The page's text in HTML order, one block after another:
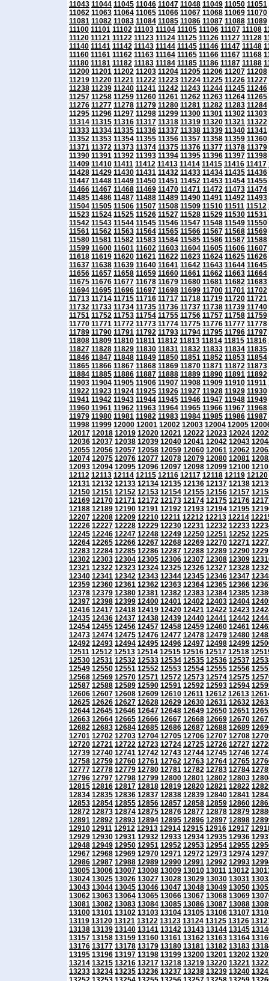
11043 11044 11045 11046 11047 11048 11049 11050 11051
11062 11063 11064 11065 11066 11067 11068 11069 11070
11081 11082 11083 11084 11085 11086 11087 11088 11089
11100 11101 11102 11103 11104 11105 11106 11107 11108
11120 11121 11122 11123 11124 11125 11126 11127 11128
11140 11141 11142 11143 11144 11145 11146 11147 11148
11160 11161 11162 11163 11164 11165 11166 11167 11168
11180 11181 11182 11183 11184 11185 11186 11187 11188
11200 11201 11202 11203 11204 11205 11206 11207 11208
11219 11220 11221 11222 11223 11224 11225 11226 11227
11238 11239 11240 11241 11242 11243 11244 11245 11246
11257 11258 11259 11260 11261 11262 11263 11264 11265
11276 11277 11278 11279 11280 11281 11282 11283 11284
11295 11296 11297 11298 11299 11300 11301 11302 11303
11314 11315 11316 11317 11318 11319 11320 11321 11322
11333 11334 11335 11336 11337 11338 11339 11340 11341
11352 11353 11354 11355 11356 11357 11358 11359 11360
11371 11372 11373 11374 11375 11376 11377 11378 11379
11390 11391 11392 11393 11394 11395 11396 11397 11398
11409 11410 11411 11412 11413 11414 11415 11416 11417
11428 11429 11430 11431 11432 11433 11434 11435 11436
11447 11448 11449 11450 11451 11452 11453 11454 11455
11466 11467 11468 11469 11470 11471 11472 11473 11474
11485 11486 11487 11488 11489 11490 11491 11492 11493
11504 11505 11506 11507 11508 11509 11510 11511 11512
11523 11524 11525 11526 11527 11528 11529 11530 11531
11542 11543 11544 11545 11546 11547 11548 11549 11550
11561 11562 11563 11564 11565 11566 11567 11568 11569
11580 11581 11582 11583 11584 11585 11586 11587 11588
11599 11600 11601 11602 11603 11604 11605 11606 11607
11618 11619 11620 11621 11622 11623 11624 11625 11626
11637 11638 11639 11640 11641 11642 11643 11644 11645
11656 11657 11658 11659 11660 11661 11662 11663 11664
11675 11676 11677 11678 11679 11680 11681 11682 11683
11694 11695 11696 11697 11698 11699 11700 11701 11702
11713 11714 11715 11716 11717 11718 11719 11720 11721
11732 11733 11734 11735 11736 11737 11738 11739 11740
11751 11752 11753 11754 11755 11756 11757 11758 11759
11770 11771 11772 11773 11774 11775 11776 11777 11778
11789 11790 11791 11792 11793 11794 11795 11796 11797
11808 11809 11810 11811 11812 11813 11814 11815 11816
11827 11828 11829 11830 11831 11832 11833 11834 11835
11846 11847 11848 11849 11850 11851 11852 11853 11854
11865 11866 11867 11868 11869 11870 11871 11872 11873
11884 11885 11886 11887 11888 11889 11890 11891 11892
11903 11904 11905 11906 11907 11908 11909 11910 11911
11922 11923 11924 11925 11926 11927 11928 11929 11930
11941 11942 11943 11944 11945 11946 11947 11948 11949
11960 11961 11962 11963 11964 11965 11966 11967 11968
11979 11980 11981 11982 11983 11984 11985 11986 11987
11998 11999 12000 12001 12002 12003 12004 12005
12017 12018 12019 12020 12021 12022 12023 12024
12036 12037 12038 12039 12040 12041 12042 12043
12055 12056 12057 12058 12059 12060 12061 12062
12074 12075 12076 12077 12078 12079 12080 12081
12093 12094 12095 12096 12097 12098 12099 12100
12112 12113 12114 12115 12116 12117 12118 12119 12120
12131 12132 12133 12134 12135 12136 12137 12138
12150 12151 12152 12153 12154 12155 12156 12157
12169 12170 12171 12172 12173 12174 12175 12176
12188 12189 12190 12191 12192 12193 12194 12195
12207 12208 12209 12210 12211 12212 12213 12214
12226 12227 12228 12229 12230 12231 12232 12233
12245 12246 12247 12248 12249 12250 12251 12252
12264 12265 12266 12267 12268 12269 12270 12271
12283 12284 12285 12286 12287 12288 12289 12290
12302 12303 12304 12305 12306 12307 12308 12309
12321 12322 12323 12324 12325 12326 12327 12328
12340 12341 12342 12343 12344 12345 12346 12347
12359 12360 12361 12362 12363 12364 12365 12366
12378 12379 12380 12381 12382 12383 12384 12385
12397 12398 12399 12400 12401 12402 12403 12404
12416 12417 12418 12419 12420 12421 12422 12423
12435 12436 12437 12438 12439 12440 12441 12442
12454 12455 12456 12457 12458 12459 12460 12461
12473 12474 12475 12476 12477 12478 12479 12480
12492 12493 12494 12495 12496 12497 12498 12499
12511 12512 12513 12514 12515 12516 12517 12518
12530 12531 12532 12533 12534 12535 12536 12537
12549 12550 12551 12552 12553 12554 12555 12556
12568 12569 12570 12571 12572 12573 12574 12575
12587 12588 12589 12590 12591 12592 12593 12594
12606 12607 12608 12609 12610 12611 12612 12613
12625 12626 12627 12628 12629 12630 12631 12632
12644 12645 12646 12647 12648 12649 12650 12651
12663 12664 12665 12666 12667 12668 12669 12670
12682 12683 12684 12685 12686 12687 12688 12689
12701 12702 12703 12704 12705 12706 12707 12708
12720 12721 12722 12723 12724 12725 12726 12727
12739 12740 12741 12742 12743 12744 12745 12746
12758 12759 12760 12761 12762 12763 12764 12765
12777 12778 12779 12780 12781 12782 12783 12784
12796 12797 12798 12799 12800 12801 12802 12803
12815 12816 12817 12818 12819 12820 12821 12822
12834 12835 12836 12837 12838 12839 12840 12841
12853 12854 12855 12856 12857 12858 12859 12860
12872 12873 12874 12875 12876 12877 12878 12879
12891 12892 12893 12894 12895 12896 12897 12898
12910 12911 12912 12913 12914 12915 12916 12917
12929 12930 12931 12932 12933 12934 12935 12936
12948 12949 12950 12951 12952 12953 12954 12955
12967 12968 12969 12970 12971 12972 12973 12974
12986 12987 12988 12989 12990 12991 12992 12993
13005 13006 13007 13008 13009 13010 13011 13012
13024 13025 13026 13027 13028 13029 13030 13031
13043 13044 13045 13046 13047 13048 13049 13050
13062 13063 13064 13065 13066 13067 13068 13069
13081 13082 13083 13084 13085 13086 13087 13088
13100 13101 13102 13103 13104 13105 13106 13107
13119 13120 13121 13122 13123 13124 13125 13126
13138 13139 13140 13141 13142 13143 13144 13145
13157 13158 13159 13160 13161 13162 13163 13164
13176 13177 13178 13179 13180 13181 13182 13183
13195 13196 13197 13198 13199 13200 13201 13202
13214 13215 13216 13217 13218 13219 13220 13221
13233 13234 13235 13236 13237 13238 13239 13240